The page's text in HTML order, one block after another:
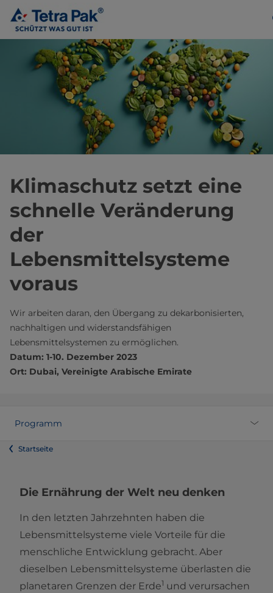
Klimaschutz setzt eine
schnelle Veränderung
der
Lebensmittelsysteme
voraus
Wir arbeiten daran, den Übergang zu dekarbonisierten,
nachhaltigen und widerstandsfähigen
Lebensmittelsystemen zu ermöglichen.
Datum: 1-10. Dezember 2023
Ort: Dubai, Vereinigte Arabische Emirate
Programm
Startseite
Die Ernährung der Welt neu denken
In den letzten Jahrzehnten haben die
Lebensmittelsysteme viele Vorteile für die
menschliche Entwicklung gebracht. Aber
dieselben Lebensmittelsysteme überlasten die
planetaren Grenzen der Erde1 und verursachen